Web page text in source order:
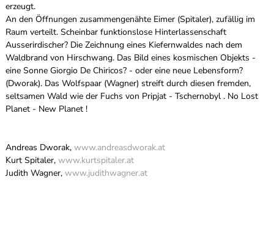
erzeugt.
An den Öffnungen zusammengenähte Eimer (Spitaler), zufällig im
Raum verteilt. Scheinbar funktionslose Hinterlassenschaft
Ausserirdischer? Die Zeichnung eines Kiefernwaldes nach dem
Waldbrand von Hirschwang. Das Bild eines kosmischen Objekts -
eine Sonne Giorgio De Chiricos? - oder eine neue Lebensform?
(Dworak). Das Wolfspaar (Wagner) streift durch diesen fremden,
seltsamen Wald wie der Fuchs von Pripjat - Tschernobyl . No Lost
Planet - New Planet !
Andreas Dworak, www.andreasdworak.at
Kurt Spitaler, www.kurtspitaler.at
Judith Wagner, www.judithwagner.at